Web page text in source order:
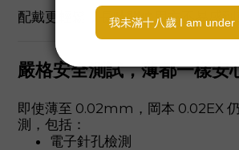
配戴更輕鬆，長時間使用亦不易感到
嚴格安全測試，薄都一樣安
即使薄至 0.02mm，岡本 0.02EX
測，包括：
電子針孔檢測